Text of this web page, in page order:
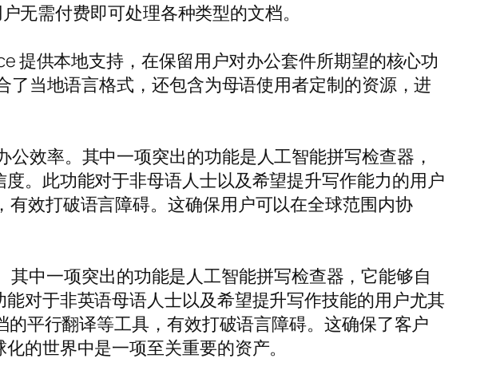
无需付费即可处理各种类型的文档。
提供本地支持，在保留用户对办公套件所期望的核心功
当地语言格式，还包含为母语使用者定制的资源，进
效率。其中一项突出的功能是人工智能拼写检查器，
。此功能对于非母语人士以及希望提升写作能力的用户
有效打破语言障碍。这确保用户可以在全球范围内协
中一项突出的功能是人工智能拼写检查器，它能够自
对于非英语母语人士以及希望提升写作技能的用户尤其
的平行翻译等工具，有效打破语言障碍。这确保了客户
的世界中是一项至关重要的资产。